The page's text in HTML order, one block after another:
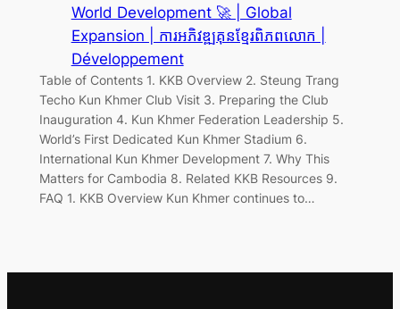
World Development 🚀 | Global
Expansion | ការអភិវឌ្ឍគុនខ្មែរពិភពលោក |
Développement
Table of Contents 1. KKB Overview 2. Steung Trang
Techo Kun Khmer Club Visit 3. Preparing the Club
Inauguration 4. Kun Khmer Federation Leadership 5.
World’s First Dedicated Kun Khmer Stadium 6.
International Kun Khmer Development 7. Why This
Matters for Cambodia 8. Related KKB Resources 9.
FAQ 1. KKB Overview Kun Khmer continues to…